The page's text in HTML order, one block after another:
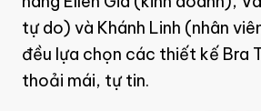
tự do) và Khánh Linh (nhân
đều lựa chọn các thiết kế Bra
thoải mái, tự tin.